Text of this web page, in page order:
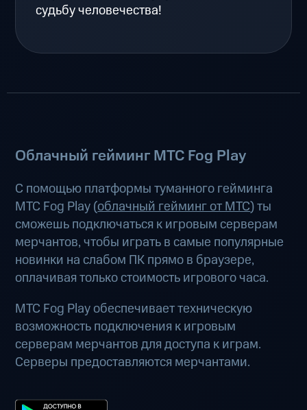
судьбу человечества!
Облачный гейминг МТС Fog Play
С помощью платформы туманного гейминга
МТС Fog Play (облачный гейминг от МТС) ты
сможешь подключаться к игровым серверам
мерчантов, чтобы играть в самые популярные
новинки на слабом ПК прямо в браузере,
оплачивая только стоимость игрового часа.
МТС Fog Play обеспечивает техническую
возможность подключения к игровым
серверам мерчантов для доступа к играм.
Серверы предоставляются мерчантами.